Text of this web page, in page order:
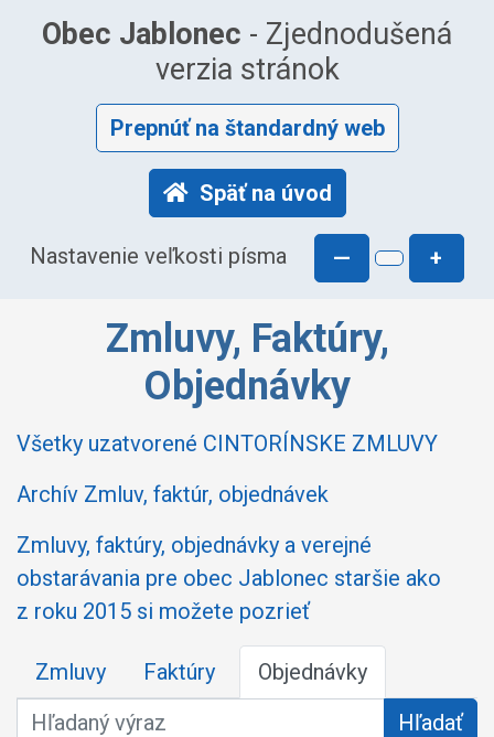
Obec Jablonec - Zjednodušená
verzia stránok
Prepnúť na štandardný web
Späť na úvod
Nastavenie veľkosti písma — +
Zmluvy, Faktúry,
Objednávky
Všetky uzatvorené CINTORÍNSKE ZMLUVY
Archív Zmluv, faktúr, objednávek
Zmluvy, faktúry, objednávky a verejné
obstarávania pre obec Jablonec staršie ako
z roku 2015 si možete pozrieť
Zmluvy Faktúry
Objednávky
Hľadaný výraz
Hľadať